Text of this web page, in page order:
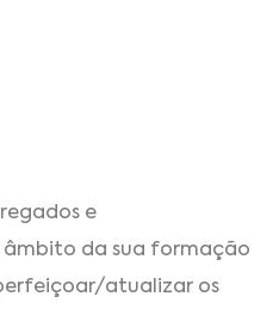
e
âmbito da sua formação
atualizar os